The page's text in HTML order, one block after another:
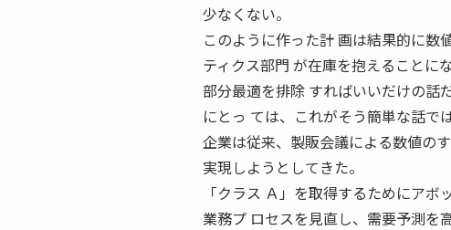
少なくない。
このように作った計 画は結果的に数
ティクス部門 が在庫を抱えることにな
部分最適を排除 すればいいだけの話
にとっ ては、これがそう簡単な話で
企業は従来、製販会議による数値の
実現しようとしてきた。
「クラス Ａ」を取得するためにア
業務プ ロセスを見直し、需要予測を